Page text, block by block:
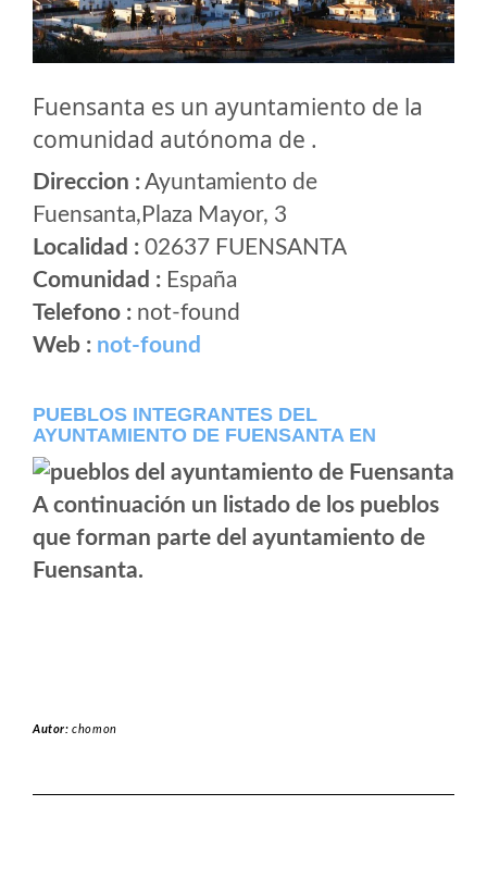
Fuensanta es un ayuntamiento de la
comunidad autónoma de .
Direccion :Ayuntamiento de
Fuensanta,Plaza Mayor, 3
Localidad : 02637 FUENSANTA
Comunidad : España
Telefono : not-found
Web : not-found
PUEBLOS INTEGRANTES DEL
AYUNTAMIENTO DE FUENSANTA EN
A continuación un listado de los pueblos
que forman parte del ayuntamiento de
Fuensanta.
Autor:chomon